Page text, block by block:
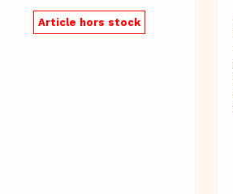
Article hors stock